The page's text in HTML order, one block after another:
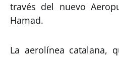
través del nuevo
Hamad.
La aerolínea catalana,